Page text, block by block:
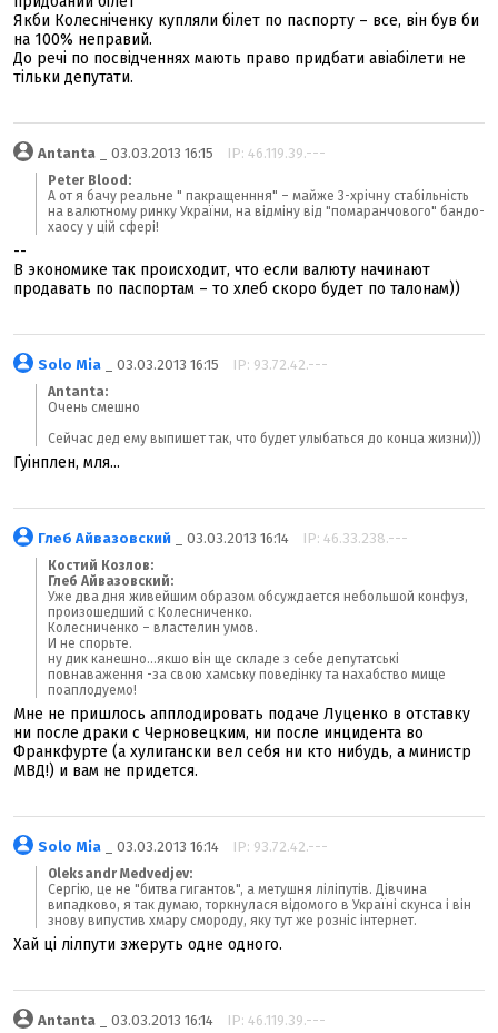
Якби Колесніченку купляли білет по паспорту – все, він був би
на 100% неправий.
До речі по посвідченнях мають право придбати авіабілети не
тільки депутати.
Antanta _ 03.03.2013 16:15 IP: 46.119.39.---
Peter Blood:
А от я бачу реальне " пакращенння" – майже 3-хрічну стабільність
на валютному ринку України, на відміну від "помаранчового" бандо-
хаосу у цій сфері!
--
В экономике так происходит, что если валюту начинают
продавать по паспортам – то хлеб скоро будет по талонам))
Solo Mia _ 03.03.2013 16:15 IP: 93.72.42.---
Antanta:
Очень смешно
Сейчас дед ему выпишет так, что будет улыбаться до конца жизни)))
Гуінплен, мля...
Глеб Айвазовский _ 03.03.2013 16:14 IP: 46.33.238.---
Костий Козлов:
Глеб Айвазовский:
Уже два дня живейшим образом обсуждается небольшой конфуз,
произошедший с Колесниченко.
Колесниченко – властелин умов.
И не спорьте.
ну дик канешно...якшо він ще складе з себе депутатські
повнаваження -за свою хамську поведінку та нахабство мище
поаплодуемо!
Мне не пришлось апплодировать подаче Луценко в отставку
ни после драки с Черновецким, ни после инцидента во
Франкфурте (а хулигански вел себя ни кто нибудь, а министр
МВД!) и вам не придется.
Solo Mia _ 03.03.2013 16:14 IP: 93.72.42.---
Oleksandr Medvedjev:
Сергію, це не "битва гигантов", а метушня ліліпутів. Дівчина
випадково, я так думаю, торкнулася відомого в Україні скунса і він
знову випустив хмару смороду, яку тут же розніс інтернет.
Хай ці лілпути зжеруть одне одного.
Antanta _ 03.03.2013 16:14 IP: 46.119.39.---